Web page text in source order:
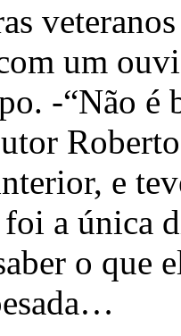
um
-“Não é
e
foi a única
o que